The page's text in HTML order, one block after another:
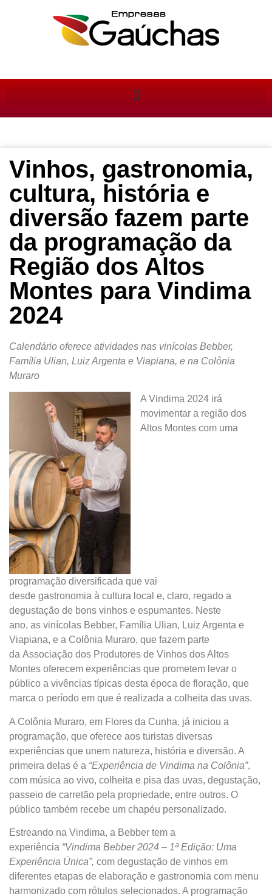
Vinhos, gastronomia,
cultura, história e
diversão fazem parte
da programação da
Região dos Altos
Montes para Vindima
2024
Calendário oferece atividades nas vinícolas Bebber,
Família Ulian, Luiz Argenta e Viapiana, e na Colônia
Muraro
A Vindima 2024 irá
movimentar a região dos
Altos Montes com uma
programação diversificada que vai
desde gastronomia à cultura local e, claro, regado a
degustação de bons vinhos e espumantes. Neste
ano, as vinícolas Bebber, Família Ulian, Luiz Argenta e
Viapiana, e a Colônia Muraro, que fazem parte
da Associação dos Produtores de Vinhos dos Altos
Montes oferecem experiências que prometem levar o
público a vivências típicas desta época de floração, que
marca o período em que é realizada a colheita das uvas.
A Colônia Muraro, em Flores da Cunha, já iniciou a
programação, que oferece aos turistas diversas
experiências que unem natureza, história e diversão. A
primeira delas é a “Experiência de Vindima na Colônia”,
com música ao vivo, colheita e pisa das uvas, degustação,
passeio de carretão pela propriedade, entre outros. O
público também recebe um chapéu personalizado.
Estreando na Vindima, a Bebber tem a
experiência “Vindima Bebber2024 – 1ª Edição: Uma
Experiência Única”, com degustação de vinhos em
diferentes etapas de elaboração e gastronomia com menu
harmonizado com rótulos selecionados. A programação